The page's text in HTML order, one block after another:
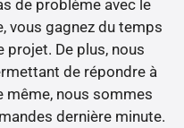
de problème avec le
vous gagnez du temps
projet. De plus, nous
de répondre à
même, nous sommes
dernière minute.